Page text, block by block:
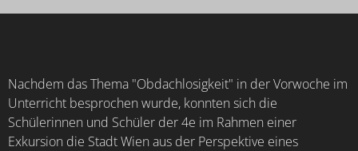
Nachdem das Thema "Obdachlosigkeit" in der Vorwoche im
Unterricht besprochen wurde, konnten sich die
Schülerinnen und Schüler der 4e im Rahmen einer
Exkursion die Stadt Wien aus der Perspektive eines